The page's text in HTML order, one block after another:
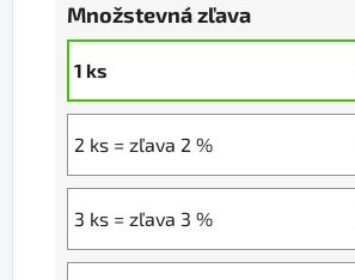
Množstevná zľava
1 ks
2 ks = zľava 2 %
3 ks = zľava 3 %